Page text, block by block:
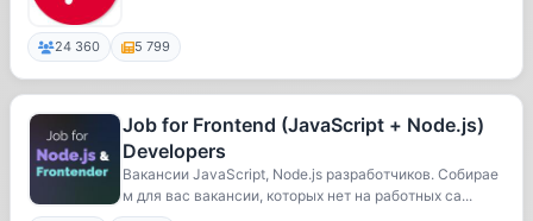
24 360 5 799
Job for Frontend (JavaScript + Node.js)
Developers
Вакансии JavaScript, Node.js разработчиков. Собирае
м для вас вакансии, которых нет на работных са...